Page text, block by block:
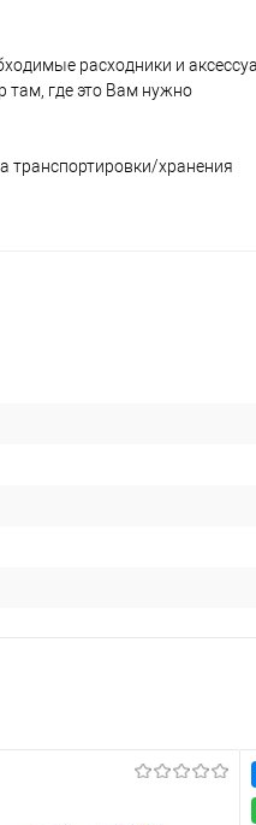
расходники и
там, где это Вам нужно
транспортировки/хранения